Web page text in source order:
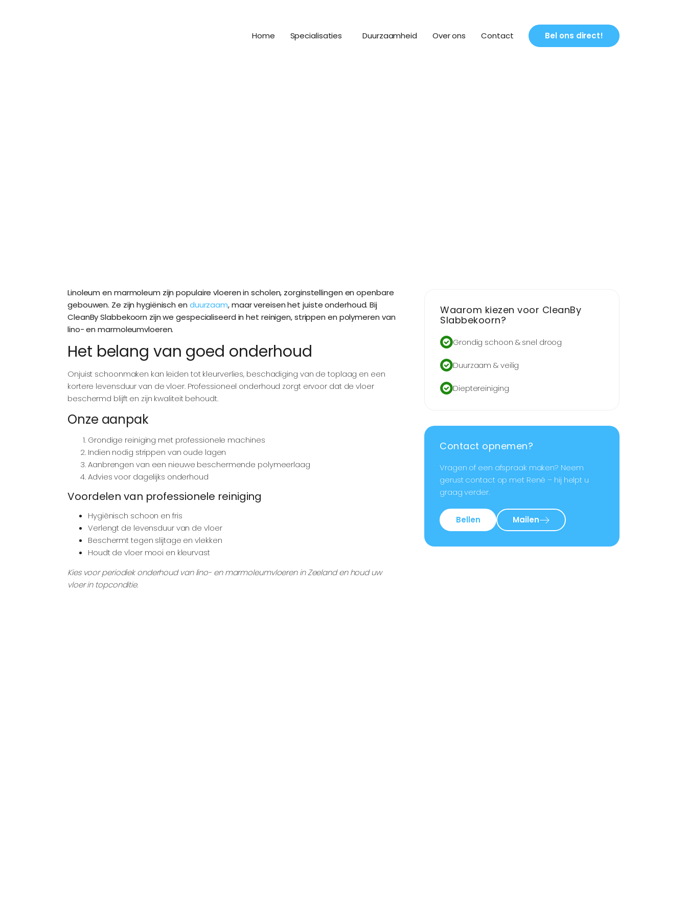
Home Specialisaties Duurzaamheid Over ons Contact Bel ons direct!
Linoleum en marmoleum zijn populaire vloeren in scholen, zorginstellingen en openbare
gebouwen. Ze zijn hygiënisch en duurzaam, maar vereisen het juiste onderhoud. Bij
CleanBy Slabbekoorn zijn we gespecialiseerd in het reinigen, strippen en polymeren van
lino- en marmoleumvloeren.
Het belang van goed onderhoud
Onjuist schoonmaken kan leiden tot kleurverlies, beschadiging van de toplaag en een
kortere levensduur van de vloer. Professioneel onderhoud zorgt ervoor dat de vloer
beschermd blijft en zijn kwaliteit behoudt.
Onze aanpak
Grondige reiniging met professionele machines
Indien nodig strippen van oude lagen
Aanbrengen van een nieuwe beschermende polymeerlaag
Advies voor dagelijks onderhoud
Voordelen van professionele reiniging
Hygiënisch schoon en fris
Verlengt de levensduur van de vloer
Beschermt tegen slijtage en vlekken
Houdt de vloer mooi en kleurvast
Kies voor periodiek onderhoud van lino- en marmoleumvloeren in Zeeland en houd uw
vloer in topconditie.
Waarom kiezen voor CleanBy
Slabbekoorn?
Grondig schoon & snel droog
Duurzaam & veilig
Dieptereiniging
Contact opnemen?
Vragen of een afspraak maken? Neem
gerust contact op met René – hij helpt u
graag verder.
Bellen Mailen